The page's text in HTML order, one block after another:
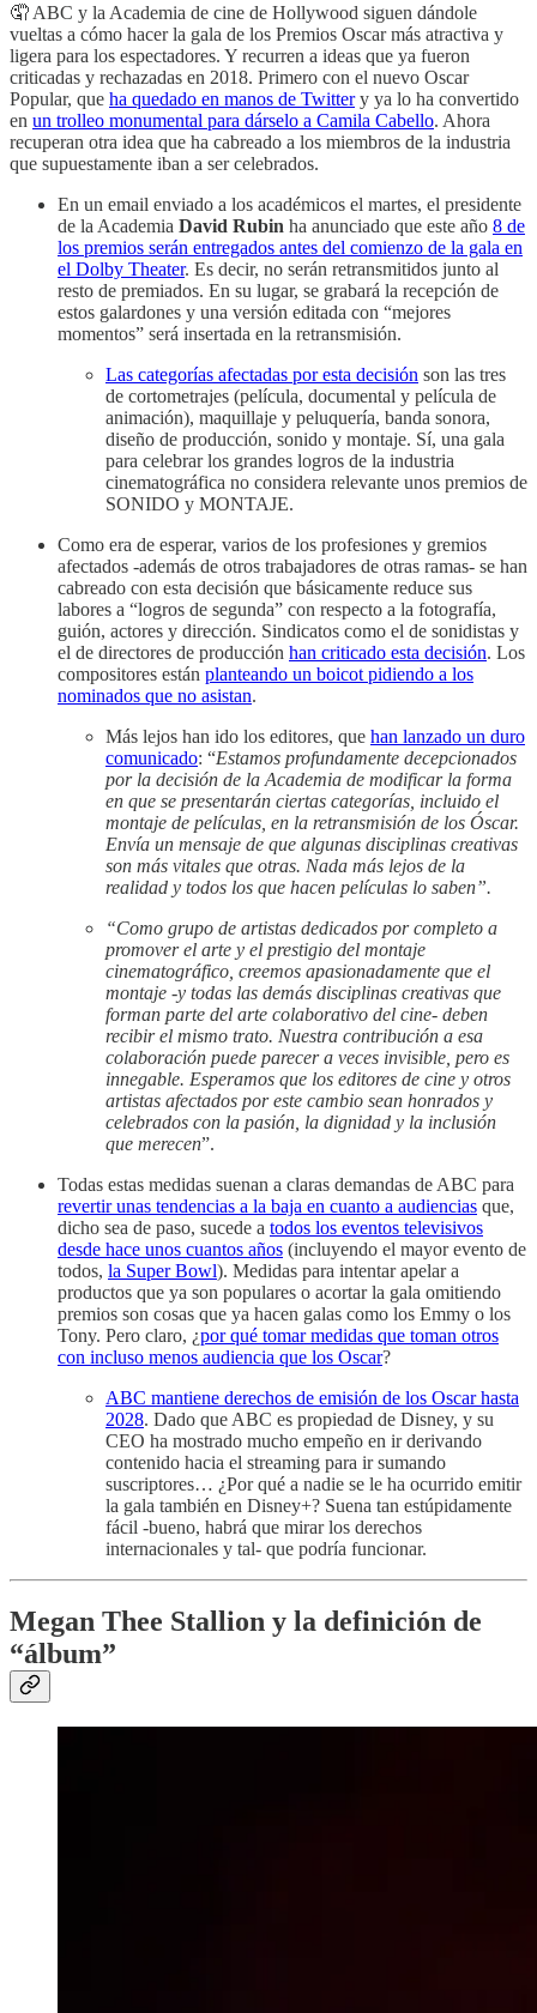
🤦 ABC y la Academia de cine de Hollywood siguen dándole
vueltas a cómo hacer la gala de los Premios Oscar más atractiva y
ligera para los espectadores. Y recurren a ideas que ya fueron
criticadas y rechazadas en 2018. Primero con el nuevo Oscar
Popular, que ha quedado en manos de Twittery ya lo ha convertido
en un trolleo monumental para dárselo a Camila Cabello. Ahora
recuperan otra idea que ha cabreado a los miembros de la industria
que supuestamente iban a ser celebrados.
En un email enviado a los académicos el martes, el presidente
de la Academia David Rubin ha anunciado que este año 8 de
los premios serán entregados antes del comienzo de la gala en
el Dolby Theater. Es decir, no serán retransmitidos junto al
resto de premiados. En su lugar, se grabará la recepción de
estos galardones y una versión editada con “mejores
momentos” será insertada en la retransmisión.
Las categorías afectadas por esta decisión son las tres
de cortometrajes (película, documental y película de
animación), maquillaje y peluquería, banda sonora,
diseño de producción, sonido y montaje. Sí, una gala
para celebrar los grandes logros de la industria
cinematográfica no considera relevante unos premios de
SONIDO y MONTAJE.
Como era de esperar, varios de los profesiones y gremios
afectados -además de otros trabajadores de otras ramas- se han
cabreado con esta decisión que básicamente reduce sus
labores a “logros de segunda” con respecto a la fotografía,
guión, actores y dirección. Sindicatos como el de sonidistas y
el de directores de producción han criticado esta decisión. Los
compositores están planteando un boicot pidiendo a los
nominados que no asistan.
Más lejos han ido los editores, que han lanzado un duro
comunicado: “Estamos profundamente decepcionados
por la decisión de la Academia de modificar la forma
en que se presentarán ciertas categorías, incluido el
montaje de películas, en la retransmisión de los Óscar.
Envía un mensaje de que algunas disciplinas creativas
son más vitales que otras. Nada más lejos de la
realidad y todos los que hacen películas lo saben”.
“Como grupo de artistas dedicados por completo a
promover el arte y el prestigio del montaje
cinematográfico, creemos apasionadamente que el
montaje -y todas las demás disciplinas creativas que
forman parte del arte colaborativo del cine- deben
recibir el mismo trato. Nuestra contribución a esa
colaboración puede parecer a veces invisible, pero es
innegable. Esperamos que los editores de cine y otros
artistas afectados por este cambio sean honrados y
celebrados con la pasión, la dignidad y la inclusión
que merecen”.
Todas estas medidas suenan a claras demandas de ABC para
revertir unas tendencias a la baja en cuanto a audiencias que,
dicho sea de paso, sucede a todos los eventos televisivos
desde hace unos cuantos años (incluyendo el mayor evento de
todos, la Super Bowl). Medidas para intentar apelar a
productos que ya son populares o acortar la gala omitiendo
premios son cosas que ya hacen galas como los Emmy o los
Tony. Pero claro, ¿por qué tomar medidas que toman otros
con incluso menos audiencia que los Oscar?
ABC mantiene derechos de emisión de los Oscar hasta
2028. Dado que ABC es propiedad de Disney, y su
CEO ha mostrado mucho empeño en ir derivando
contenido hacia el streaming para ir sumando
suscriptores… ¿Por qué a nadie se le ha ocurrido emitir
la gala también en Disney+? Suena tan estúpidamente
fácil -bueno, habrá que mirar los derechos
internacionales y tal- que podría funcionar.
Megan Thee Stallion y la definición de
“álbum”